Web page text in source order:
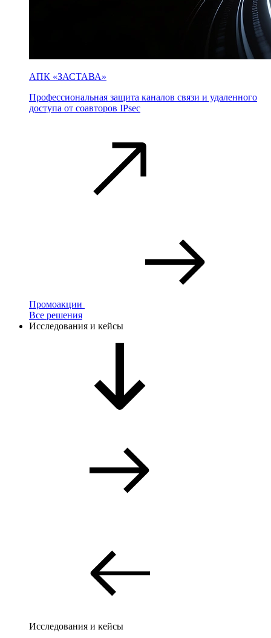
АПК «ЗАСТАВА»
Профессиональная защита каналов связи и удаленного
доступа от соавторов IPsec
Промоакции
Все решения
Исследования и кейсы
Исследования и кейсы